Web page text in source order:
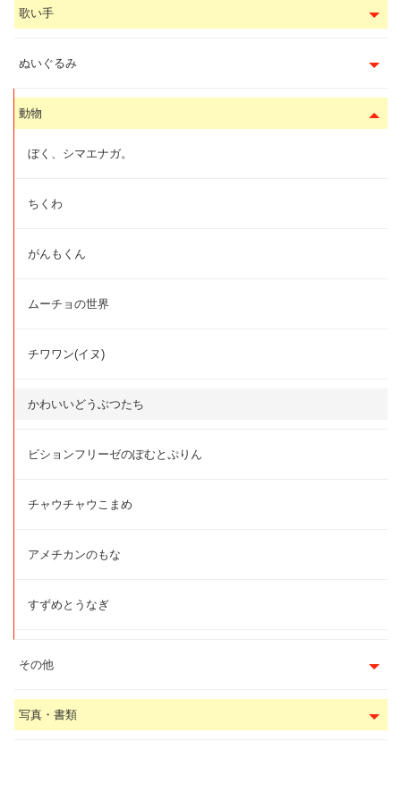
歌い手
ぬいぐるみ
動物
ぼく、シマエナガ。
ちくわ
がんもくん
ムーチョの世界
チワワン(イヌ)
かわいいどうぶつたち
ビションフリーゼのぽむとぷりん
チャウチャウこまめ
アメチカンのもな
すずめとうなぎ
その他
写真・書類